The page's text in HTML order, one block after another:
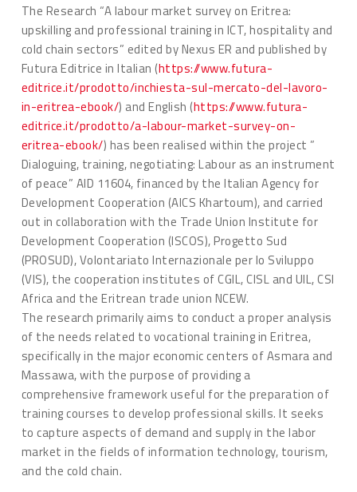
The Research “A labour market survey on Eritrea:
upskilling and professional training in ICT, hospitality and
cold chain sectors” edited by Nexus ER and published by
Futura Editrice in Italian (https://www.futura-
editrice.it/prodotto/inchiesta-sul-mercato-del-lavoro-
in-eritrea-ebook/) and English (https://www.futura-
editrice.it/prodotto/a-labour-market-survey-on-
eritrea-ebook/) has been realised within the project ”
Dialoguing, training, negotiating: Labour as an instrument
of peace” AID 11604, financed by the Italian Agency for
Development Cooperation (AICS Khartoum), and carried
out in collaboration with the Trade Union Institute for
Development Cooperation (ISCOS), Progetto Sud
(PROSUD), Volontariato Internazionale per lo Sviluppo
(VIS), the cooperation institutes of CGIL, CISL and UIL, CSI
Africa and the Eritrean trade union NCEW.
The research primarily aims to conduct a proper analysis
of the needs related to vocational training in Eritrea,
specifically in the major economic centers of Asmara and
Massawa, with the purpose of providing a
comprehensive framework useful for the preparation of
training courses to develop professional skills. It seeks
to capture aspects of demand and supply in the labor
market in the fields of information technology, tourism,
and the cold chain.